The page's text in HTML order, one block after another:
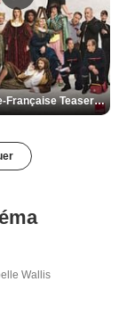
De la Comédie-Française Teaser VF
Wallis